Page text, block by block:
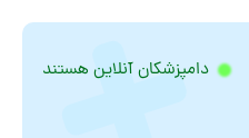
دامپزشکان آنلاین هستند